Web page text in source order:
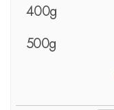
400g
500g